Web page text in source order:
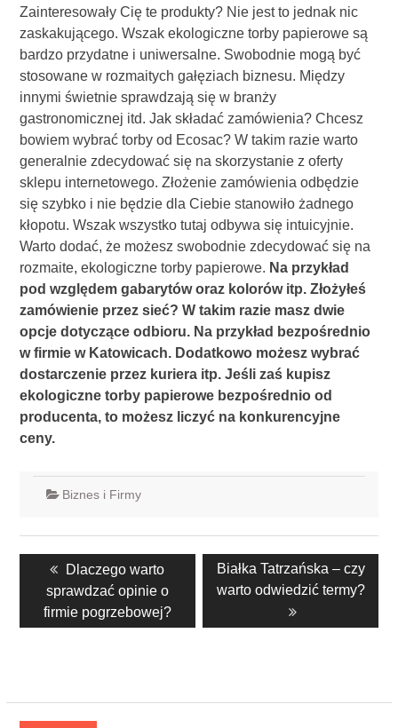
Zainteresowały Cię te produkty? Nie jest to jednak nic
zaskakującego. Wszak ekologiczne torby papierowe są
bardzo przydatne i uniwersalne. Swobodnie mogą być
stosowane w rozmaitych gałęziach biznesu. Między
innymi świetnie sprawdzają się w branży
gastronomicznej itd. Jak składać zamówienia? Chcesz
bowiem wybrać torby od Ecosac? W takim razie warto
generalnie zdecydować się na skorzystanie z oferty
sklepu internetowego. Złożenie zamówienia odbędzie
się szybko i nie będzie dla Ciebie stanowiło żadnego
kłopotu. Wszak wszystko tutaj odbywa się intuicyjnie.
Warto dodać, że możesz swobodnie zdecydować się na
rozmaite, ekologiczne torby papierowe. Na przykład
pod względem gabarytów oraz kolorów itp. Złożyłeś
zamówienie przez sieć? W takim razie masz dwie
opcje dotyczące odbioru. Na przykład bezpośrednio
w firmie w Katowicach. Dodatkowo możesz wybrać
dostarczenie przez kuriera itp. Jeśli zaś kupisz
ekologiczne torby papierowe bezpośrednio od
producenta, to możesz liczyć na konkurencyjne
ceny.
Biznes i Firmy
wpisuPrevious
post:
Dlaczego warto
sprawdzać opinie o
firmie pogrzebowej?
Next
post:
Białka Tatrzańska – czy
warto odwiedzić termy?